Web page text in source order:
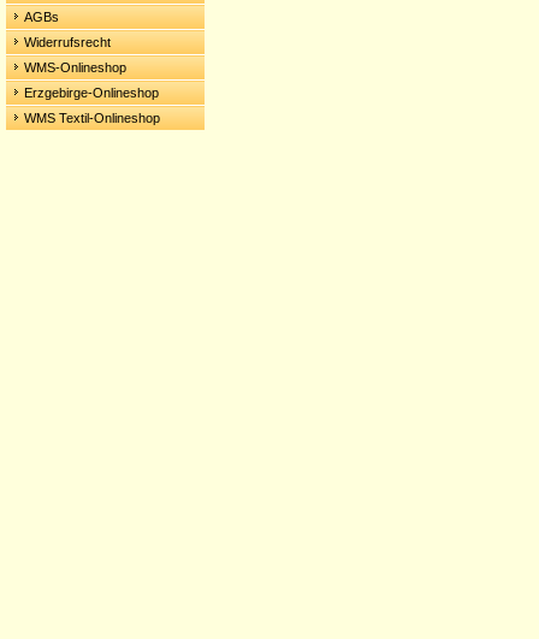
AGBs
Widerrufsrecht
WMS-Onlineshop
Erzgebirge-Onlineshop
WMS Textil-Onlineshop